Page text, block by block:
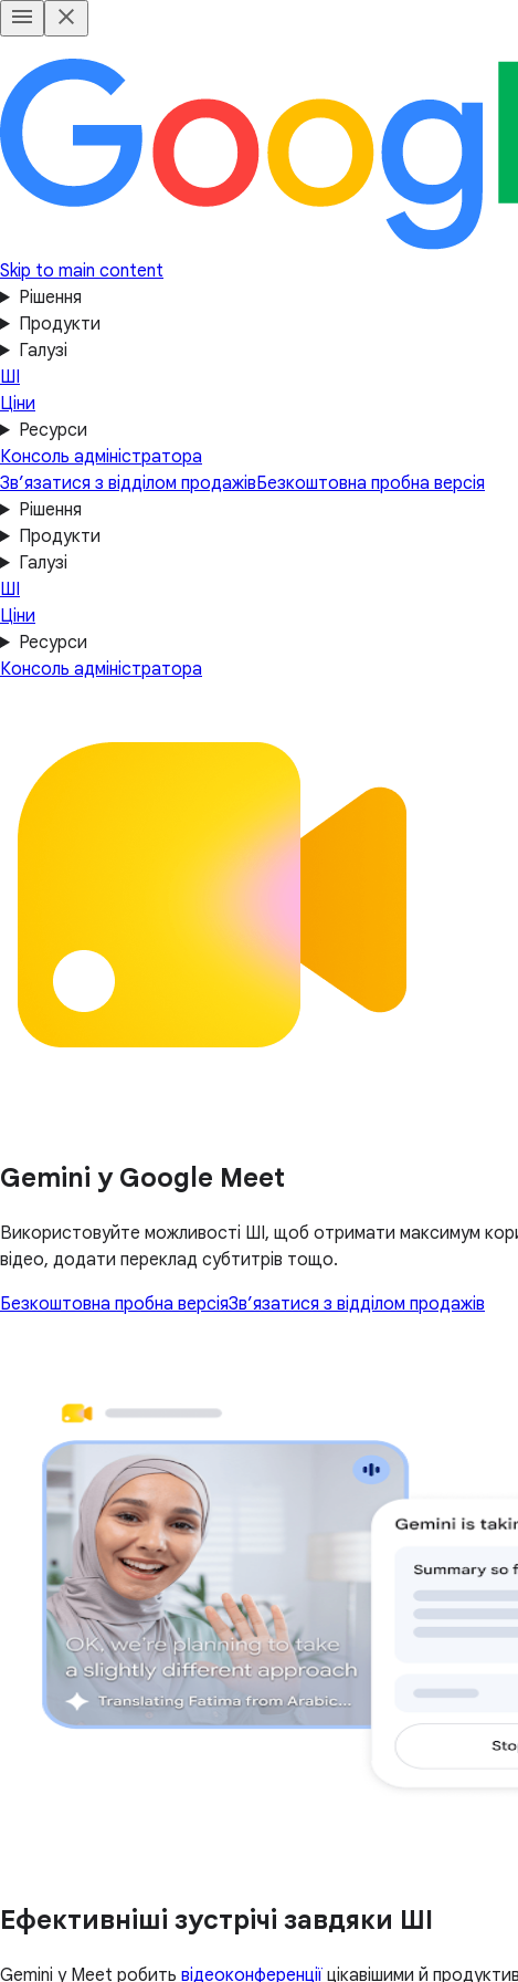
Skip to main content
Рішення
Продукти
Галузі
ШІ
Ціни
Ресурси
Консоль адміністратора
Зв’язатися з відділом продажівБезкоштовна пробна версія
Рішення
Продукти
Галузі
ШІ
Ціни
Ресурси
Консоль адміністратора
Gemini у Google Meet
Використовуйте можливості ШІ, щоб отримати максимум
відео, додати переклад субтитрів тощо.
Безкоштовна пробна версіяЗв’язатися з відділом продажів
Ефективніші зустрічі завдяки ШІ
Gemini у Meet робить відеоконференції цікавішими й